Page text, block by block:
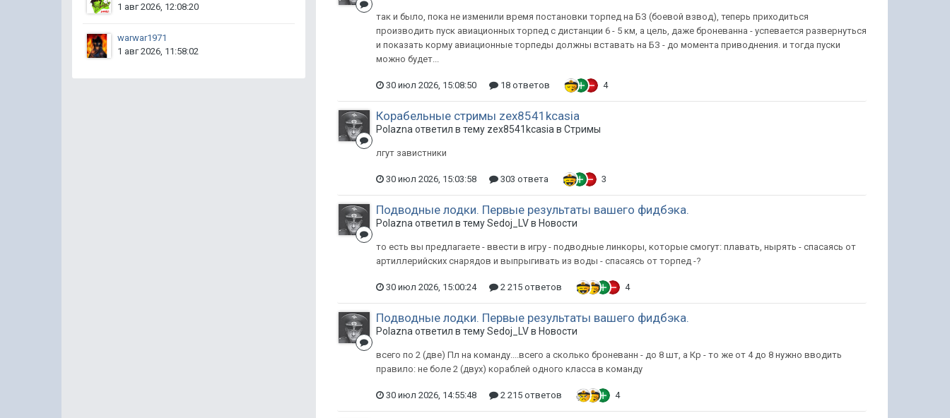
1 авг 2026, 12:08:20
warwar1971
1 авг 2026, 11:58:02
так и было, пока не изменили время постановки торпед на БЗ (боевой взвод), теперь приходиться
производить пуск авиационных торпед с дистанции 6 - 5 км, а цель, даже броневанна - успевается развернуться
и показать корму авиационные торпеды должны вставать на БЗ - до момента приводнения. и тогда пуски
можно будет...
30 июл 2026, 15:08:50 18 ответов 4
Корабельные стримы zex8541kcasia
Polazna ответил в тему zex8541kcasia вСтримы
лгут завистники
30 июл 2026, 15:03:58 303 ответа 3
Подводные лодки. Первые результаты вашего фидбэка.
Polazna ответил в тему Sedoj_LV в Новости
то есть вы предлагаете - ввести в игру - подводные линкоры, которые смогут: плавать, нырять - спасаясь от
артиллерийских снарядов и выпрыгивать из воды - спасаясь от торпед -?
30 июл 2026, 15:00:24 2 215 ответов 4
Подводные лодки. Первые результаты вашего фидбэка.
Polazna ответил в тему Sedoj_LV в Новости
всего по 2 (две) Пл на команду....всего а сколько броневанн - до 8 шт, а Кр - то же от 4 до 8 нужно вводить
правило: не боле 2 (двух) кораблей одного класса в команду
30 июл 2026, 14:55:48 2 215 ответов 4